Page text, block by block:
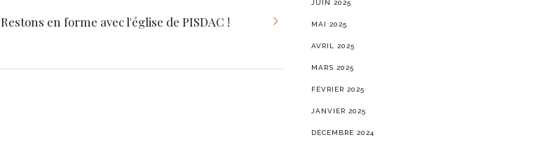
Restons en forme avec l'église de PISDAC !
JUIN 2025
MAI 2025
AVRIL 2025
MARS 2025
FÉVRIER 2025
JANVIER 2025
DÉCEMBRE 2024